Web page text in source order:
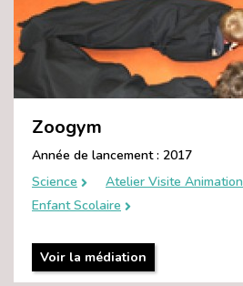
Zoogym
Année de lancement : 2017
Science
Atelier Visite Animation
Enfant Scolaire
Voir la médiation